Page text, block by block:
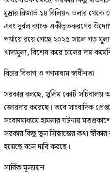
মুদ্রার রিজার্ভ ১৪ বিলিয়ন ডলার
এবং দুর্বল ব্যাংক একীভূতকরণের
পর্যায়ে রয়ে গেছে ২০২৫ সালে গড়
খাদ্যমূল্য, বিশেষ করে চালের দাম
বিচার বিভাগ ও গণমাধ্যম স্বাধীনতা
সরকার বলছে, সুপ্রিম কোর্ট সচিবালয়
জোরদার করেছে। তবে সাংবাদিক
সংবাদমাধ্যমে হামলার ঘটনায়
সরকার কিছু ভুল সিদ্ধান্তের কথা
হয়েছে বলে দাবি করছে।
সার্বিক মূল্যায়ন